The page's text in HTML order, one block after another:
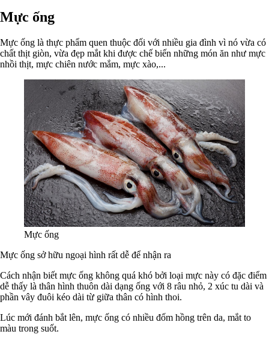
Mực ống
Mực ống là thực phẩm quen thuộc đối với nhiều gia đình vì nó vừa có
chất thịt giòn, vừa đẹp mắt khi được chế biến những món ăn như mực
nhồi thịt, mực chiên nước mắm, mực xào,...
Mực ống
Mực ống sở hữu ngoại hình rất dễ để nhận ra
Cách nhận biết mực ống không quá khó bởi loại mực này có đặc điểm
dễ thấy là thân hình thuôn dài dạng ống với 8 râu nhỏ, 2 xúc tu dài và
phần vây đuôi kéo dài từ giữa thân có hình thoi.
Lúc mới đánh bắt lên, mực ống có nhiều đốm hồng trên da, mắt to
màu trong suốt.